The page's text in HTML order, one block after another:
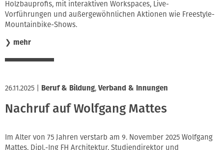
Holzbauprofis, mit interaktiven Workspaces, Live-
Vorführungen und außergewöhnlichen Aktionen wie Freestyle-
Mountainbike-Shows.
❯ mehr
26.11.2025 Beruf & Bildung, Verband & Innungen
Nachruf auf Wolfgang Mattes
Im Alter von 75 Jahren verstarb am 9. November 2025 Wolfgang
Mattes, Dipl.-Ing FH Architektur, Studiendirektor und